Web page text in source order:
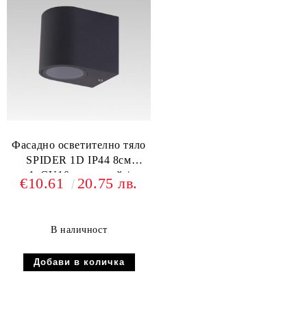
Фасадно осветително тяло
SPIDER 1D IP44 8см
1xGU10 алуминий /
стъкло
€10.61 20.75 лв.
В наличност